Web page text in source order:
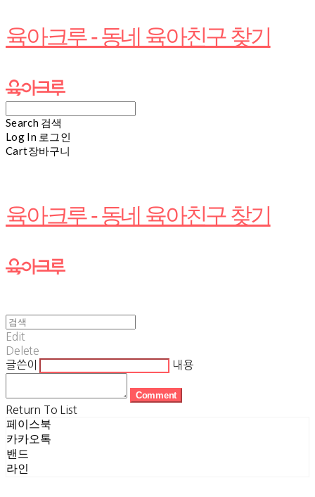
육아크루 - 동네 육아친구 찾기
Search 검색
Log In 로그인
Cart장바구니
육아크루 - 동네 육아친구 찾기
Edit
Delete
글쓴이
내용
Comment
Return To List
페이스북
카카오톡
밴드
라인